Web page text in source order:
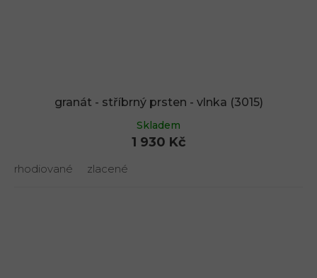
granát - stříbrný prsten - vlnka (3015)
Skladem
1 930 Kč
rhodiované zlacené